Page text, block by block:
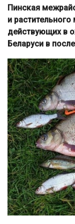
Пинская
и
действующих в
Беларуси в